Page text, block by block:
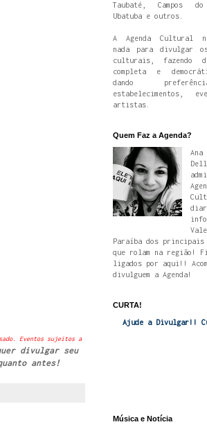
Eventos sujeitos a
divulgar seu
antes!
Taubaté, Campos do
Ubatuba e outros.
A Agenda Cultural
nada para divulgar
culturais, fazendo
completa e
dando
estabelecimentos,
artistas.
Quem Faz a Agenda?
Ana
Paraíba dos principais
que rolam na região!
ligados por aqui!!
divulguem a Agenda!
CURTA!
Ajude a Divulgar!!
Música e Notícia